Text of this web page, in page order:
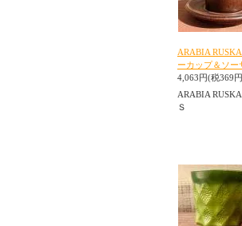
ARABIA
ーカップ＆ソー
4,063円(税369
ARABIA RUSKA
Ｓ